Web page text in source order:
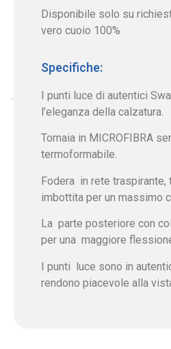
Disponibile solo su
vero cuoio 100%
Specifiche:
I punti luce di autentici
l’eleganza della calzatura.
Tomaia in MICROFIBRA
termoformabile.
Fodera in rete traspirante,
imbottita per un massimo
La parte posteriore con
per una maggiore
I punti luce sono in
rendono piacevole alla